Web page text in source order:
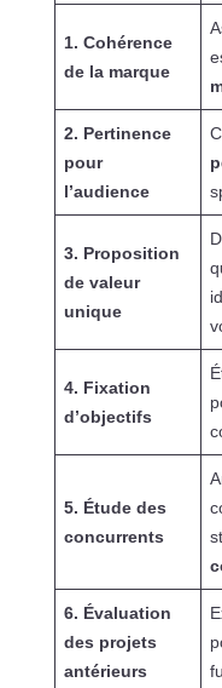
1. Cohérence
de la marque
2. Pertinence
pour
l’audience
3. Proposition
de valeur
unique
4. Fixation
d’objectifs
5. Étude des
concurrents
6. Évaluation
des projets
antérieurs